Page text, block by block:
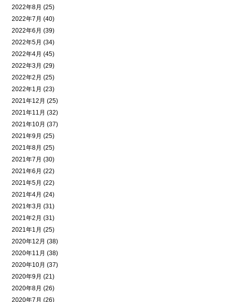
2022年8月 (25)
2022年7月 (40)
2022年6月 (39)
2022年5月 (34)
2022年4月 (45)
2022年3月 (29)
2022年2月 (25)
2022年1月 (23)
2021年12月 (25)
2021年11月 (32)
2021年10月 (37)
2021年9月 (25)
2021年8月 (25)
2021年7月 (30)
2021年6月 (22)
2021年5月 (22)
2021年4月 (24)
2021年3月 (31)
2021年2月 (31)
2021年1月 (25)
2020年12月 (38)
2020年11月 (38)
2020年10月 (37)
2020年9月 (21)
2020年8月 (26)
2020年7月 (26)